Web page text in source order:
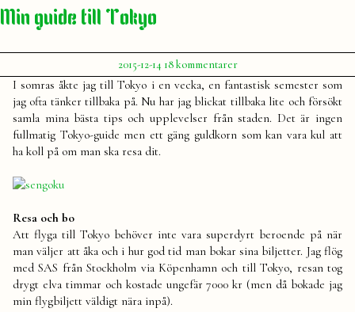
Min guide till Tokyo
Publicerat
av
Julia
2015-12-14 18 kommentarertill
Min
guide
till
Tokyo
I somras åkte jag till Tokyo i en vecka, en fantastisk semester som
jag ofta tänker tillbaka på. Nu har jag blickat tillbaka lite och försökt
samla mina bästa tips och upplevelser från staden. Det är ingen
fullmatig Tokyo-guide men ett gäng guldkorn som kan vara kul att
ha koll på om man ska resa dit.
Resa och bo
Att flyga till Tokyo behöver inte vara superdyrt beroende på när
man väljer att åka och i hur god tid man bokar sina biljetter. Jag flög
med SAS från Stockholm via Köpenhamn och till Tokyo, resan tog
drygt elva timmar och kostade ungefär 7000 kr (men då bokade jag
min flygbiljett väldigt nära inpå).